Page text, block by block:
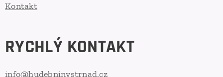
Kontakt
RYCHLÝ KONTAKT
info@hudebninystrnad.cz